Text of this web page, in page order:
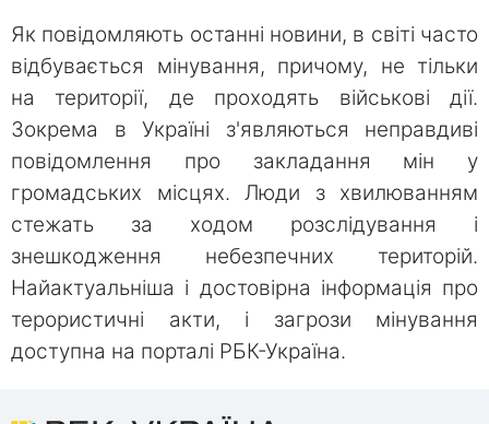
Як повідомляють останні новини, в світі часто
відбувається мінування, причому, не тільки
на території, де проходять військові дії.
Зокрема в Україні з'являються неправдиві
повідомлення про закладання мін у
громадських місцях. Люди з хвилюванням
стежать за ходом розслідування і
знешкодження небезпечних територій.
Найактуальніша і достовірна інформація про
терористичні акти, і загрози мінування
доступна на порталі РБК-Україна.